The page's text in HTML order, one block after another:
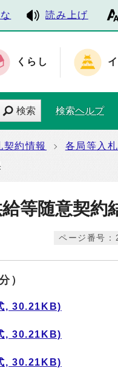
読み上げ
くらし
検索 検索ヘルプ
契約情報 各局等入
等随意契約
ページ番号：
）
, 30.21KB)
, 30.21KB)
, 30.21KB)